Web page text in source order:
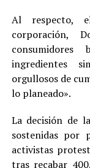
Al respecto,
corporación,
consumidores
ingredientes
orgullosos de
lo planeado».
La decisión de
sostenidas por
activistas
tras recabar